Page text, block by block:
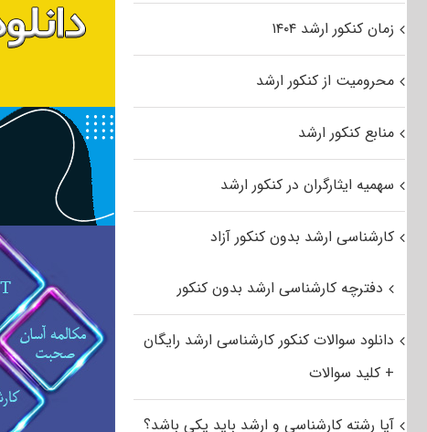
زمان کنکور ارشد ۱۴۰۴
محرومیت از کنکور ارشد
منابع کنکور ارشد
سهمیه ایثارگران در کنکور ارشد
کارشناسی ارشد بدون کنکور آزاد
دفترچه کارشناسی ارشد بدون کنکور
دانلود سوالات کنکور کارشناسی ارشد رایگان
+ کلید سوالات
آیا رشته کارشناسی و ارشد باید یکی باشد؟